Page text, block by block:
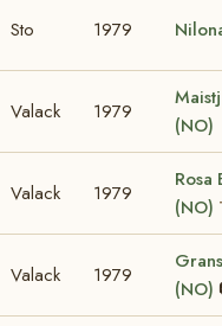
Sto 1979
Valack 1979
(NO)
Valack 1979
Rosa
(NO)
Valack 1979
(NO)